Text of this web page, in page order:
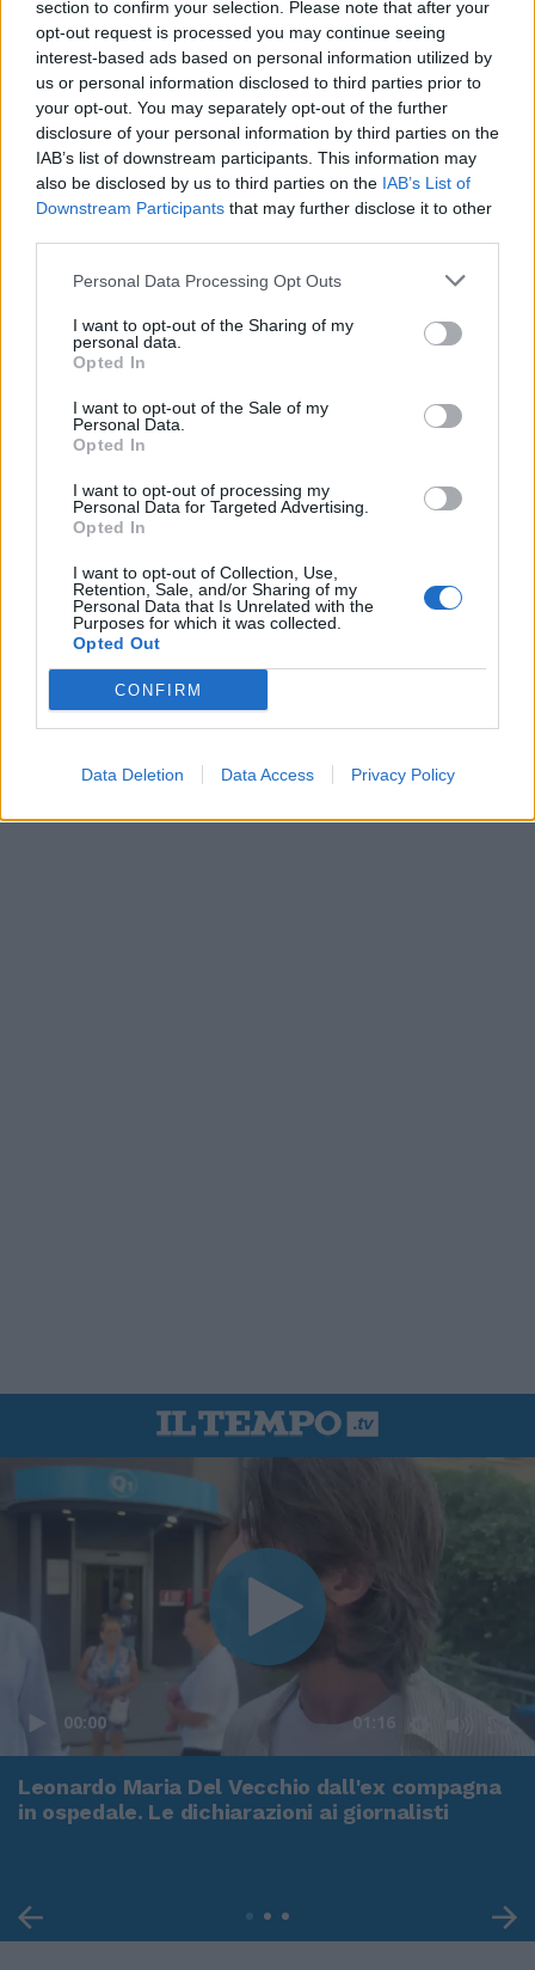
section to confirm your selection. Please note that after your
opt-out request is processed you may continue seeing
interest-based ads based on personal information utilized by
us or personal information disclosed to third parties prior to
your opt-out. You may separately opt-out of the further
disclosure of your personal information by third parties on the
IAB’s list of downstream participants. This information may
also be disclosed by us to third parties on the IAB’s List of
Downstream Participants that may further disclose it to other
Personal Data Processing Opt Outs
I want to opt-out of the Sharing of my
personal data.
Opted In
I want to opt-out of the Sale of my
Personal Data.
Opted In
I want to opt-out of processing my
Personal Data for Targeted Advertising.
Opted In
I want to opt-out of Collection, Use,
Retention, Sale, and/or Sharing of my
Personal Data that Is Unrelated with the
Purposes for which it was collected.
Opted Out
CONFIRM
Data Deletion Data Access Privacy Policy
In evidenza
00:00 01:16
Leonardo Maria Del Vecchio dall'ex compagna
in ospedale. Le dichiarazioni ai giornalisti